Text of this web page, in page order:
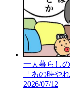
一人暮らし
「あの時や
2026/07/12